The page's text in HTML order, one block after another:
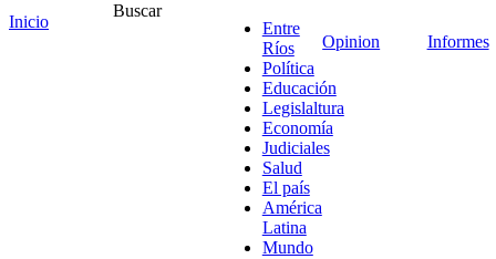
Inicio
Buscar
Entre
Ríos
Política
Educación
Legislaltura
Economía
Judiciales
Salud
El país
América
Latina
Mundo
Opinion Informes
¡Ponete en contacto!